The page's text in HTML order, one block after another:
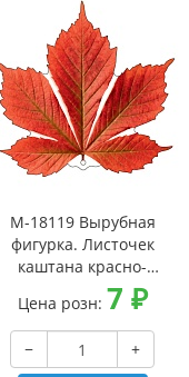
М-18119 Вырубная
фигурка. Листочек
каштана красно-
оранжевый
(двухсторонняя, ВД-лак)
Цена розн: 7 ₽
−
+